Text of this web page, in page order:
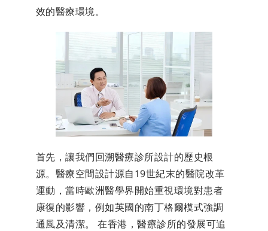
效的醫療環境。
首先，讓我們回溯醫療診所設計的歷史根
源。醫療空間設計源自19世紀末的醫院改革
運動，當時歐洲醫學界開始重視環境對患者
康復的影響，例如英國的南丁格爾模式強調
通風及清潔。 在香港，醫療診所的發展可追